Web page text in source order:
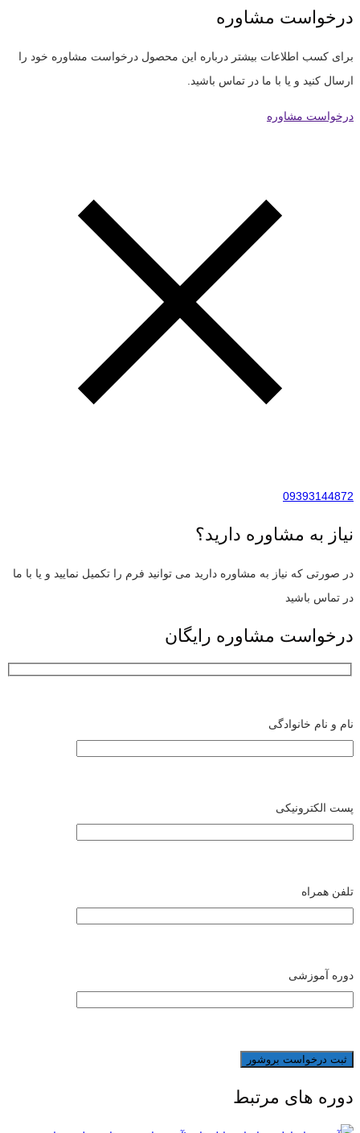
درخواست مشاوره
برای کسب اطلاعات بیشتر درباره این محصول درخواست مشاوره خود را
ارسال کنید و یا با ما در تماس باشید.
درخواست مشاوره
09393144872
نیاز به مشاوره دارید؟
در صورتی که نیاز به مشاوره دارید می توانید فرم را تکمیل نمایید و یا با ما
در تماس باشید
درخواست مشاوره رایگان
نام و نام خانوادگی
پست الکترونیکی
تلفن همراه
دوره آموزشی
دوره های مرتبط